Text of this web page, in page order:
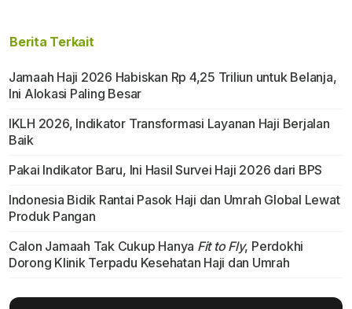
Berita Terkait
Jamaah Haji 2026 Habiskan Rp 4,25 Triliun untuk Belanja,
Ini Alokasi Paling Besar
IKLH 2026, Indikator Transformasi Layanan Haji Berjalan
Baik
Pakai Indikator Baru, Ini Hasil Survei Haji 2026 dari BPS
Indonesia Bidik Rantai Pasok Haji dan Umrah Global Lewat
Produk Pangan
Calon Jamaah Tak Cukup Hanya Fit to Fly, Perdokhi
Dorong Klinik Terpadu Kesehatan Haji dan Umrah